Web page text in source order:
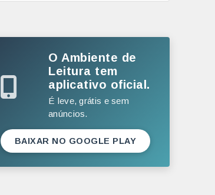
DEZEMBRO
NOVEMBRO
SETEMBRO
O Ambiente de
Leitura tem
aplicativo oficial.
É leve, grátis e sem
anúncios.
BAIXAR NO GOOGLE PLAY